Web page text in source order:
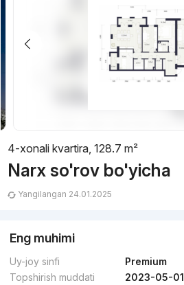
4-xonali kvartira, 128.7 m²
Narx so'rov bo'yicha
Yangilangan 24.01.2025
Eng muhimi
Uy-joy sinfi
Premium
Topshirish muddati
2023-05-01